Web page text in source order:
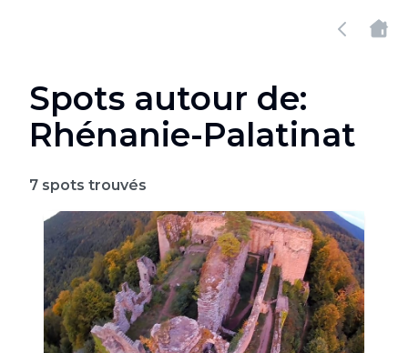
Spots autour de:
Rhénanie-Palatinat
7 spots trouvés